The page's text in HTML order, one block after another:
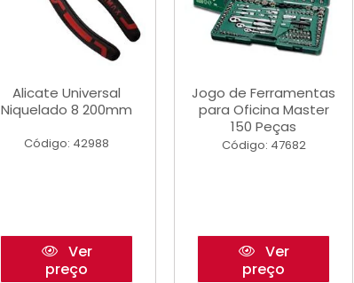
Alicate Universal
Niquelado 8 200mm
Código: 42988
Ver
preço
Jogo de Ferramentas
para Oficina Master
150 Peças
Código: 47682
Ver
preço